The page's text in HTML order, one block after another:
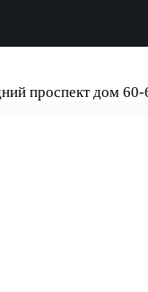
проспект дом 60-